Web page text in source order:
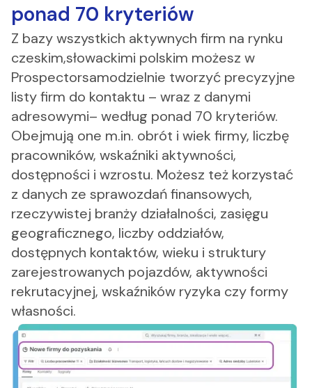
ponad 70 kryteriów
Z bazy wszystkich aktywnych firm na rynku
czeskim,słowackimi polskim możesz w
Prospectorsamodzielnie tworzyć precyzyjne
listy firm do kontaktu – wraz z danymi
adresowymi– według ponad 70 kryteriów.
Obejmują one m.in. obrót i wiek firmy, liczbę
pracowników, wskaźniki aktywności,
dostępności i wzrostu. Możesz też korzystać
z danych ze sprawozdań finansowych,
rzeczywistej branży działalności, zasięgu
geograficznego, liczby oddziałów,
dostępnych kontaktów, wieku i struktury
zarejestrowanych pojazdów, aktywności
rekrutacyjnej, wskaźników ryzyka czy formy
własności.